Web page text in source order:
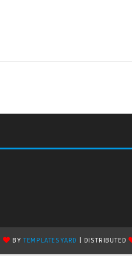
BYTEMPLATESYARD | DISTRIBUTED